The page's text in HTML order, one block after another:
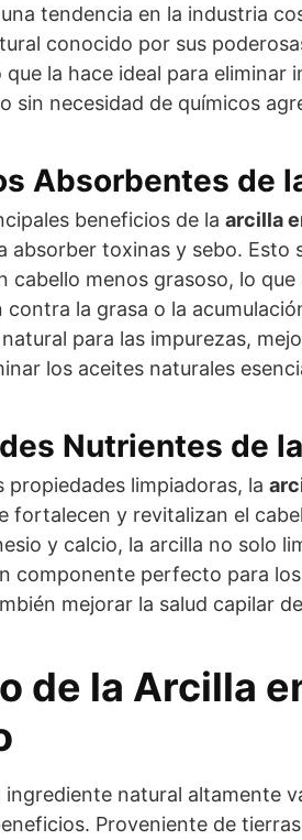
tendencia en la industria
conocido por sus
la hace ideal para eliminar
sin necesidad de químicos
Absorbentes de
beneficios de la arcilla
absorber toxinas y sebo. Esto
cabello menos grasoso, lo
contra la grasa o la
para las impurezas,
los aceites naturales
Nutrientes de
propiedades limpiadoras, la
fortalecen y revitalizan el
y calcio, la arcilla no solo
componente perfecto para
mejorar la salud capilar
de la Arcilla
ingrediente natural altamente
Proveniente de